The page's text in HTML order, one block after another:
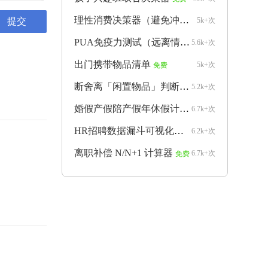
5k+次
理性消费决策器（避免冲动购物）
5.6k+次
PUA免疫力测试（远离情感操控）
5k+次
出门携带物品清单 免费
5.2k+次
断舍离「闲置物品」判断器 免费
6.7k+次
婚假产假陪产假年休假计算器 免费
6.2k+次
HR招聘数据漏斗可视化生成器 免费
6.7k+次
离职补偿 N/N+1 计算器 免费